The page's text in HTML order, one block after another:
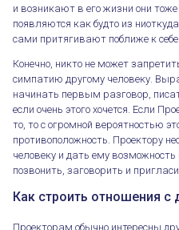
и возникают в его жизни они
появляются как будто из
сами притягивают поближе к себе.
Конечно, никто не может
симпатию другому человеку.
начинать первым разговор,
если очень этого хочется. Если
то, то с огромной вероятностью
противоположность. Проектору
человеку и дать ему
позвонить, заговорить и
Как строить отношения с
Проекторам обычно интересны